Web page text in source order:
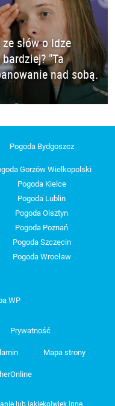
ze słów o Idze
"Ta
nad sobą.
Pogoda Bydgoszcz
Gorzów Wielkopolski
Pogoda Kielce
Pogoda Lublin
Pogoda Olsztyn
Pogoda Poznań
Pogoda Szczecin
Pogoda Wrocław
WP
Prywatność
Mapa strony
lub jakiekolwiek inne